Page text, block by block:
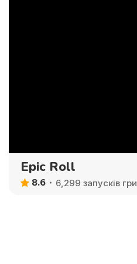
Epic Roll
8.6 6,299 запусків гри